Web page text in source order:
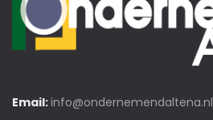
Email:info@ondernemendaltena.nl